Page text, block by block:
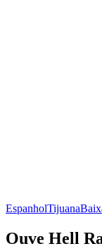
EspanholTijuana
Ouve Hell